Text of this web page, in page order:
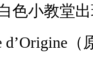
色小教堂
（